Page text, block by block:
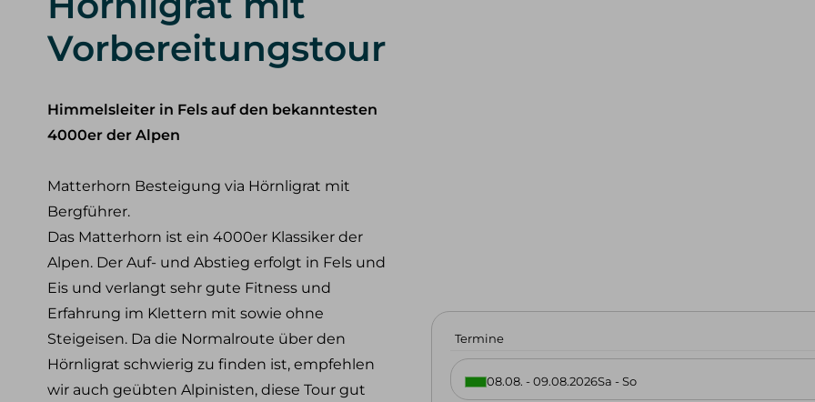
Tiefschneekurse
Skitourenkurse
Lawinenkurse
Skitourenreisen
Team Philosophie & Vision
Vorbereitungstour
Himmelsleiter in Fels auf den bekanntesten
4000er der Alpen
Matterhorn Besteigung via Hörnligrat mit
Bergführer.
Das Matterhorn ist ein 4000er Klassiker der
Alpen. Der Auf- und Abstieg erfolgt in Fels und
Eis und verlangt sehr gute Fitness und
Erfahrung im Klettern mit sowie ohne
Steigeisen. Da die Normalroute über den
Hörnligrat schwierig zu finden ist, empfehlen
wir auch geübten Alpinisten, diese Tour gut
Termine
08.08. - 09.08.2026Sa - So